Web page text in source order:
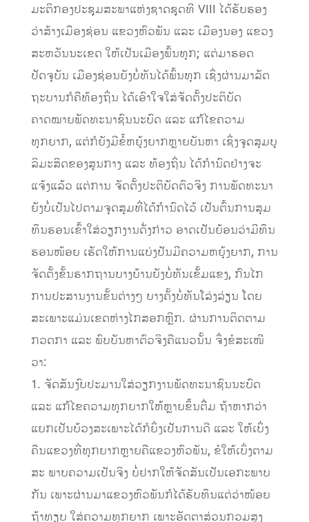
ມະຕິກອງປະຊຸມສະພາແຫ່ງຊາດຊຸດທີ VIII ໄດ້ຮັບຮອງ
ວ່າສ້າງເມືອງຊ່ອນ ແຂວງຫົວພັນ ແລະ ເມືອງນອງ ແຂວງ
ສະຫວັນນະເຂດ ໃຫ້ເປັນເມືອງພົ້ນທຸກ; ແຕ່ມາຮອດ
ປັດຈຸບັນ ເມືອງຊ່ອນຍັງບໍ່ທັນໄດ້ພົ້ນທຸກ ເຊິ່ງຜ່ານມາລັດ
ຖະບານກໍຄືທ້ອງຖິ່ນ ໄດ້ເອົາໃຈໃສ່ຈັດຕັ້ງປະຕິບັດ
ຄາດໝາຍພັດທະນາຊົນນະບົດ ແລະ ແກ້ໄຂຄວາມ
ທຸກຍາກ, ແຕ່ກໍຍັງມີຂໍ້ຫຍຸ້ງຍາກຫຼາຍບັນຫາ ເຊິ່ງຈຸດສຸມບຸ
ລິມະສິດຂອງສູນກາງ ແລະ ທ້ອງຖິ່ນ ໄດ້ກໍານົດຢ່າງຈະ
ແຈ້ງແລ້ວ ແຕ່ການ ຈັດຕັ້ງປະຕິບັດຕົວຈິງ ການພັດທະນາ
ຍັງບໍ່ເປັນໄປຕາມຈຸດສຸມທີ່ໄດ້ກໍານົດໄວ້ ເປັນຕົ້ນການສຸມ
ທຶນຮອນເຂົ້າໃສ່ວຽກງານດັ່ງກ່າວ ອາດເປັນຍ້ອນວ່າມີທຶນ
ຮອນໜ້ອຍ ເຮັດໃຫ້ການແບ່ງປັນມີຄວາມຫຍຸ້ງຍາກ, ການ
ຈັດຕັ້ງຂັ້ນຮາກຖານບາງບ້ານຍັງບໍ່ທັນເຂັ້ມແຂງ, ກົນໄກ
ການປະສານງານຂັ້ນຕ່າງໆ ບາງຄັ້ງບໍ່ທັນໂລ່ງລ່ຽນ ໂດຍ
ສະເພາະແມ່ນເຂດຫ່າງໄກສອກຫຼີກ. ຜ່ານການຕິດຕາມ
ກວດກາ ແລະ ພົບບັນຫາຕົວຈິງຄືແນວນັ້ນ ຈຶ່ງຂໍສະເໜີ
ວາ:
1. ຈັດສັນງົບປະມານໃສ່ວຽກງານພັດທະນາຊົນນະບົດ
ແລະ ແກ້ໄຂຄວາມທຸກຍາກໃຫ້ຫຼາຍຂຶ້ນຕື່ມ ຖ້າຫາກວ່າ
ແຍກເປັນບ້ວງສະເພາະໄດ້ກໍຍິ່ງເປັນການດີ ແລະ ໃຫ້ເບິ່ງ
ຄືນແຂວງທີ່ທຸກຍາກຫຼາຍຄືແຂວງຫົວພັນ, ຂໍໃຫ້ເບິ່ງຕາມ
ສະ ພາບຄວາມເປັນຈິງ ບໍ່ຢາກໃຫ້ຈັດສັນເປັນເອກະພາບ
ກັນ ເພາະຜ່ານມາແຂວງຫົວພັນກໍໄດ້ຮັບທຶນແຕ່ວ່າໜ້ອຍ
ຖ້າທຽບ ໃສ່ຄວາມທຸກຍາກ ເພາະອັດຕາສ່ວນກວມສູງ